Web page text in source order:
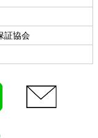
証協会